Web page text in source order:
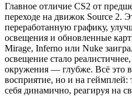
Главное отличие CS2 от
переходе на движок Source 2.
переработанную графику,
освещения и обновленные
Mirage, Inferno или Nuke
освещение стало
окружения — глубже. Всё это
восприятие, но и на
себя динамично, реагируя на